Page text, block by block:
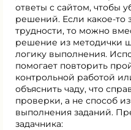
ответы с сайтом, чтобы
решений. Если какое-то
трудности, то можно
решение из методички
логику выполнения.
помогает повторить
контрольной работой
объяснить чаду, что
проверки, а не способ
выполнения заданий.
задачника: